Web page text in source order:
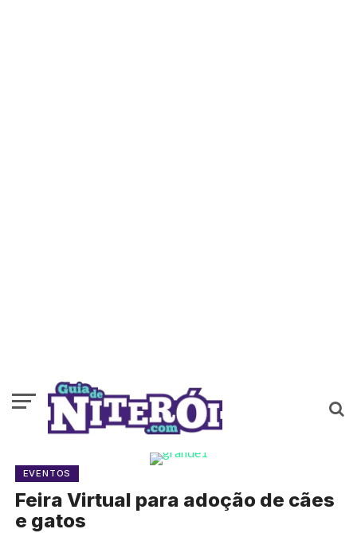
EVENTOS
Feira Virtual para adoção de cães
e gatos